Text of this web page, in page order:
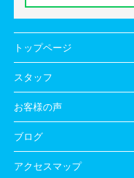
トップページ
スタッフ
お客様の声
ブログ
アクセスマップ